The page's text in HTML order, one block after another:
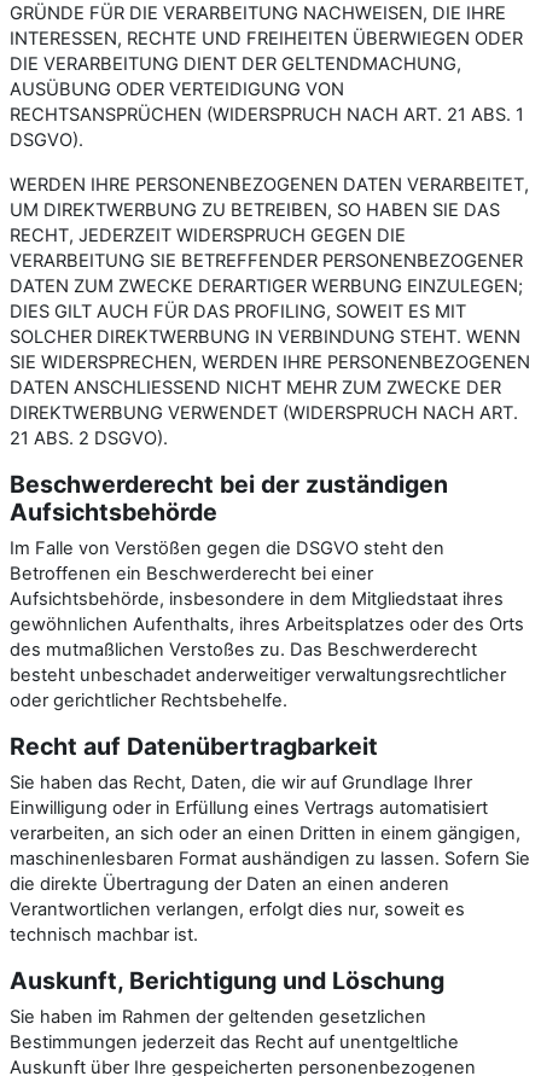
GRÜNDE FÜR DIE VERARBEITUNG NACHWEISEN, DIE IHRE
INTERESSEN, RECHTE UND FREIHEITEN ÜBERWIEGEN ODER
DIE VERARBEITUNG DIENT DER GELTENDMACHUNG,
AUSÜBUNG ODER VERTEIDIGUNG VON
RECHTSANSPRÜCHEN (WIDERSPRUCH NACH ART. 21 ABS. 1
DSGVO).
WERDEN IHRE PERSONENBEZOGENEN DATEN VERARBEITET,
UM DIREKTWERBUNG ZU BETREIBEN, SO HABEN SIE DAS
RECHT, JEDERZEIT WIDERSPRUCH GEGEN DIE
VERARBEITUNG SIE BETREFFENDER PERSONENBEZOGENER
DATEN ZUM ZWECKE DERARTIGER WERBUNG EINZULEGEN;
DIES GILT AUCH FÜR DAS PROFILING, SOWEIT ES MIT
SOLCHER DIREKTWERBUNG IN VERBINDUNG STEHT. WENN
SIE WIDERSPRECHEN, WERDEN IHRE PERSONENBEZOGENEN
DATEN ANSCHLIESSEND NICHT MEHR ZUM ZWECKE DER
DIREKTWERBUNG VERWENDET (WIDERSPRUCH NACH ART.
21 ABS. 2 DSGVO).
Beschwerde­recht bei der zuständigen
Aufsichts­behörde
Im Falle von Verstößen gegen die DSGVO steht den
Betroffenen ein Beschwerderecht bei einer
Aufsichtsbehörde, insbesondere in dem Mitgliedstaat ihres
gewöhnlichen Aufenthalts, ihres Arbeitsplatzes oder des Orts
des mutmaßlichen Verstoßes zu. Das Beschwerderecht
besteht unbeschadet anderweitiger verwaltungsrechtlicher
oder gerichtlicher Rechtsbehelfe.
Recht auf Daten­übertrag­barkeit
Sie haben das Recht, Daten, die wir auf Grundlage Ihrer
Einwilligung oder in Erfüllung eines Vertrags automatisiert
verarbeiten, an sich oder an einen Dritten in einem gängigen,
maschinenlesbaren Format aushändigen zu lassen. Sofern Sie
die direkte Übertragung der Daten an einen anderen
Verantwortlichen verlangen, erfolgt dies nur, soweit es
technisch machbar ist.
Auskunft, Berichtigung und Löschung
Sie haben im Rahmen der geltenden gesetzlichen
Bestimmungen jederzeit das Recht auf unentgeltliche
Auskunft über Ihre gespeicherten personenbezogenen